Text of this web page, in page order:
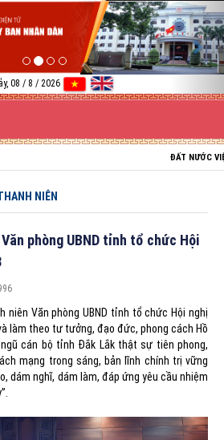
08 / 8 / 2026
ĐẤT NƯỚC VIỆT
NIÊN
phòng UBND tỉnh tổ chức Hội
niên Văn phòng UBND tỉnh tổ chức Hội nghị
làm theo tư tưởng, đạo đức, phong cách Hồ
cán bộ tỉnh Đắk Lắk thật sự tiên phong,
mạng trong sáng, bản lĩnh chính trị vững
dám nghĩ, dám làm, đáp ứng yêu cầu nhiệm